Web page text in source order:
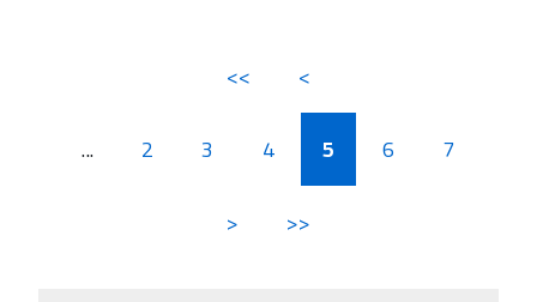
<< <
... 2 3 4 5 6 7
> >>